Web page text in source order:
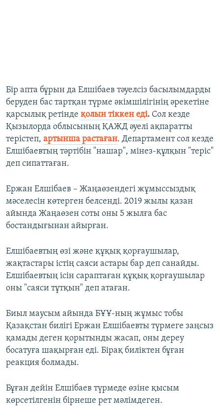
Бір апта бұрын да Елшібаев тәуелсіз басылымдарды
беруден бас тартқан түрме әкімшілігінің әрекетіне
қарсылық ретінде қолын тіккен еді. Сол кезде
Қызылорда облысының ҚАЖД әуелі ақпаратты
терістеп, артынша растаған. Департамент сол кезде
Елшібаевтың тәртібін "нашар", мінез-құлқын "теріс"
деп сипаттаған.
Ержан Елшібаев – Жаңаөзендегі жұмыссыздық
мәселесін көтерген белсенді. 2019 жылы қазан
айында Жаңаөзен соты оны 5 жылға бас
бостандығынан айырған.
Елшібаевтың өзі және құқық қорғаушылар,
жақтастары істің саяси астары бар деп санайды.
Елшібаевтың ісін сараптаған құқық қорғаушылар
оны "саяси тұтқын" деп атаған.
Биыл маусым айында БҰҰ-ның жұмыс тобы
Қазақстан билігі Ержан Елшібаевты түрмеге заңсыз
қамады деген қорытынды жасап, оны дереу
босатуға шақырған еді. Бірақ биліктен бұған
реакция болмады.
Бұған дейін Елшібаев түрмеде өзіне қысым
көрсетілгенін бірнеше рет мәлімдеген.